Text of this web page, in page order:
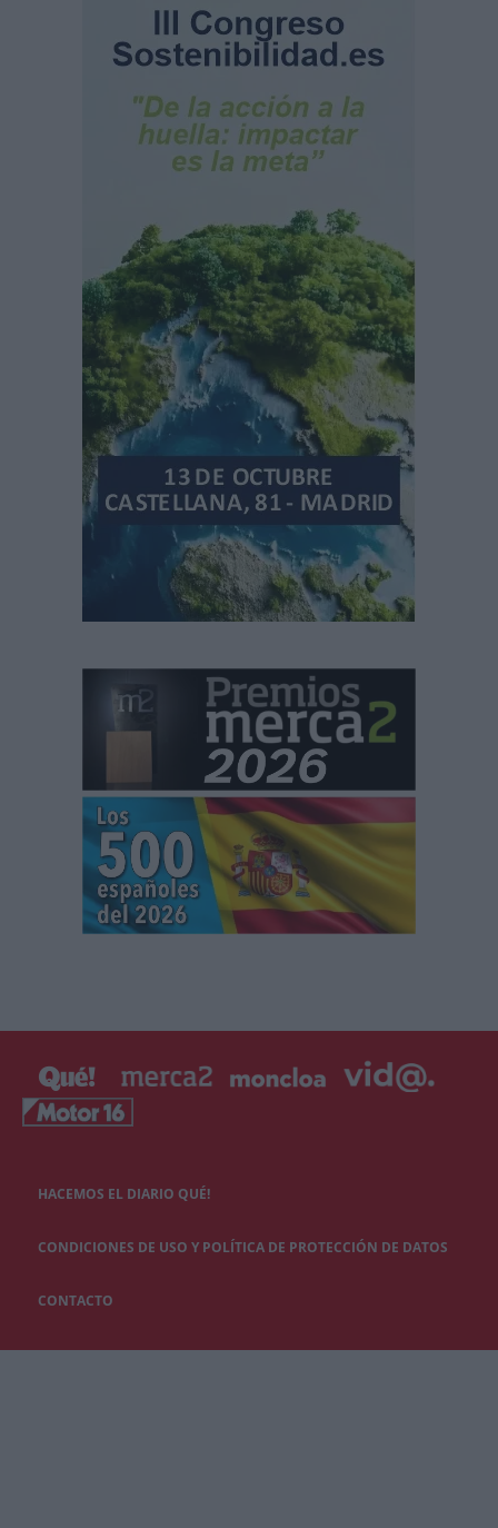
HACEMOS EL DIARIO QUÉ!
CONDICIONES DE USO Y POLÍTICA DE PROTECCIÓN DE DATOS
CONTACTO